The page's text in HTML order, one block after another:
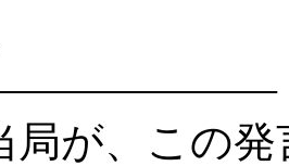
が、この発